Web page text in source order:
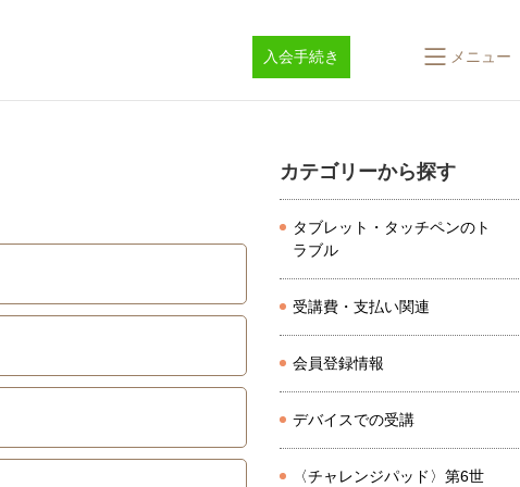
入会手続き メニュー
カテゴリーから探す
タブレット・タッチペンのト
ラブル
受講費・支払い関連
会員登録情報
デバイスでの受講
〈チャレンジパッド〉第6世